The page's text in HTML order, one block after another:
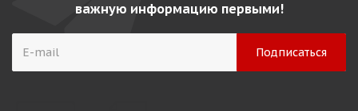
важную информацию первыми!